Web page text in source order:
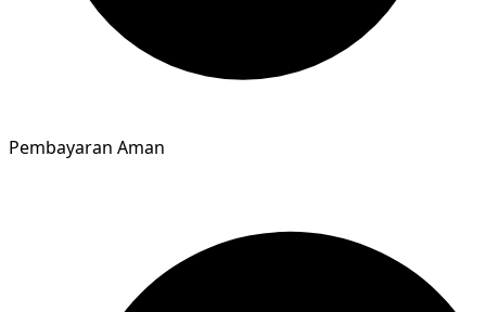
Pembayaran Aman